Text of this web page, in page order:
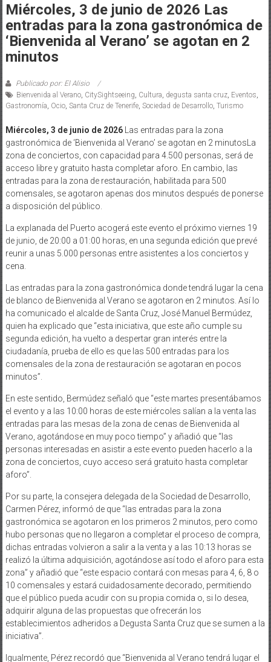
Miércoles, 3 de junio de 2026 Las
entradas para la zona gastronómica de
‘Bienvenida al Verano’ se agotan en 2
minutos
Publicado por: El Alisio
Bienvenida al Verano, CitySightseeing Cultura degusta santa cruz, Eventos
Gastronomía Ocio, Santa Cruz de Tenerife, Sociedad de Desarrollo, Turismo
Miércoles, 3 de junio de 2026Las entradas para la zona
gastronómica de ‘Bienvenida al Verano’ se agotan en 2 minutosLa
zona de conciertos, con capacidad para 4.500 personas, será de
acceso libre y gratuito hasta completar aforo. En cambio, las
entradas para la zona de restauración, habilitada para 500
comensales, se agotaron apenas dos minutos después de ponerse
a disposición del público.
La explanada del Puerto acogerá este evento el próximo viernes 19
de junio, de 20:00 a 01:00 horas, en una segunda edición que prevé
reunir a unas 5.000 personas entre asistentes a los conciertos y
cena.
Las entradas para la zona gastronómica donde tendrá lugar la cena
de blanco de Bienvenida al Verano se agotaron en 2 minutos. Así lo
ha comunicado el alcalde de Santa Cruz, José Manuel Bermúdez,
quien ha explicado que “esta iniciativa, que este año cumple su
segunda edición, ha vuelto a despertar gran interés entre la
ciudadanía, prueba de ello es que las 500 entradas para los
comensales de la zona de restauración se agotaran en pocos
minutos”.
En este sentido, Bermúdez señaló que “este martes presentábamos
el evento y a las 10:00 horas de este miércoles salían a la venta las
entradas para las mesas de la zona de cenas de Bienvenida al
Verano, agotándose en muy poco tiempo” y añadió que “las
personas interesadas en asistir a este evento pueden hacerlo a la
zona de conciertos, cuyo acceso será gratuito hasta completar
aforo”.
Por su parte, la consejera delegada de la Sociedad de Desarrollo,
Carmen Pérez, informó de que “las entradas para la zona
gastronómica se agotaron en los primeros 2 minutos, pero como
hubo personas que no llegaron a completar el proceso de compra,
dichas entradas volvieron a salir a la venta y a las 10:13 horas se
realizó la última adquisición, agotándose así todo el aforo para esta
zona” y añadió que “este espacio contará con mesas para 4, 6, 8 o
10 comensales y estará cuidadosamente decorado, permitiendo
que el público pueda acudir con su propia comida o, si lo desea,
adquirir alguna de las propuestas que ofrecerán los
establecimientos adheridos a Degusta Santa Cruz que se sumen a la
iniciativa”.
Igualmente, Pérez recordó que “Bienvenida al Verano tendrá lugar el